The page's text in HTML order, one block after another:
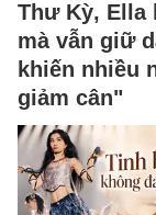
Thư Kỳ, Ella
mà vẫn giữ
khiến nhiều
giảm cân"